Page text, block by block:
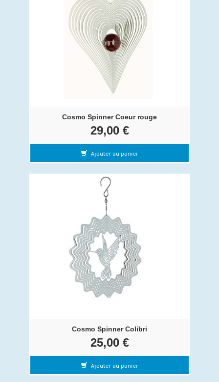
Cosmo Spinner Coeur rouge
29,00 €
Ajouter au panier
Cosmo Spinner Colibri
25,00 €
Ajouter au panier